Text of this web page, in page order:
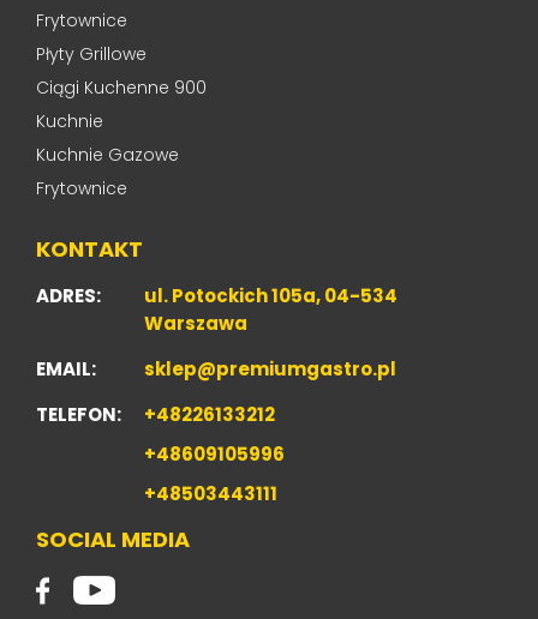
Frytownice
Płyty Grillowe
Ciągi Kuchenne 900
Kuchnie
Kuchnie Gazowe
Frytownice
KONTAKT
ADRES:
ul. Potockich 105a, 04-534
Warszawa
EMAIL:
sklep@premiumgastro.pl
TELEFON:
+48226133212
+48609105996
+48503443111
SOCIAL MEDIA